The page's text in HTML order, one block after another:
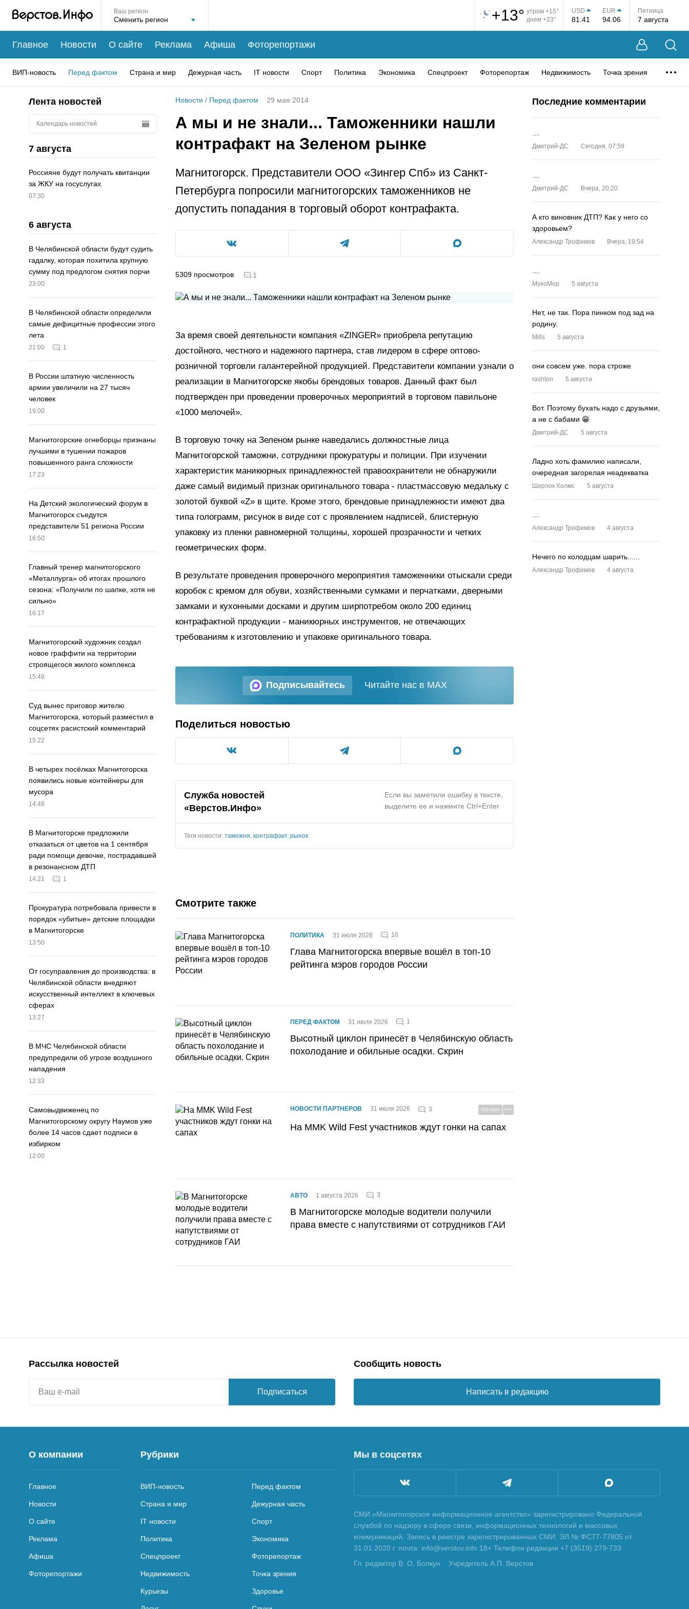
Ваш регион +13° утром +15°
днем +23°
USD
81.41
EUR
94.06
Пятница
7 августа
Главное Новости О сайте Реклама Афиша Фоторепортажи
ВИП-новость Перед фактом Страна и мир Дежурная часть IT новости Спорт Политика Экономика Спецпроект Фоторепортаж Недвижимость Точка зрения
Лента новостей
Календарь новостей
7 августа
Россияне будут получать квитанции
за ЖКУ на госуслугах
07:30
6 августа
В Челябинской области будут судить
гадалку, которая похитила крупную
сумму под предлогом снятия порчи
23:00
В Челябинской области определили
самые дефицитные профессии этого
лета
21:00 1
В России штатную численность
армии увеличили на 27 тысяч
человек
19:00
Магнитогорские огнеборцы признаны
лучшими в тушении пожаров
повышенного ранга сложности
17:23
На Детский экологический форум в
Магнитогорск съедутся
представители 51 региона России
16:50
Главный тренер магнитогорского
«Металлурга» об итогах прошлого
сезона: «Получили по шапке, хотя не
сильно»
16:17
Магнитогорский художник создал
новое граффити на территории
строящегося жилого комплекса
15:49
Суд вынес приговор жителю
Магнитогорска, который разместил в
соцсетях расистский комментарий
15:22
В четырех посёлках Магнитогорска
появились новые контейнеры для
мусора
14:48
В Магнитогорске предложили
отказаться от цветов на 1 сентября
ради помощи девочке, пострадавшей
в резонансном ДТП
14:21 1
Прокуратура потребовала привести в
порядок «убитые» детские площадки
в Магнитогорске
13:50
От госуправления до производства: в
Челябинской области внедряют
искусственный интеллект в ключевых
сферах
13:27
В МЧС Челябинской области
предупредили об угрозе воздушного
нападения
12:33
Самовыдвиженец по
Магнитогорскому округу Наумов уже
более 14 часов сдает подписи в
избирком
12:00
Новости / Перед фактом 29 мая 2014
А мы и не знали... Таможенники нашли
контрафакт на Зеленом рынке
Магнитогорск. Представители ООО «Зингер Спб» из Санкт-
Петербурга попросили магнитогорских таможенников не
допустить попадания в торговый оборот контрафакта.
5309 просмотров 1
За время своей деятельности компания «ZINGER» приобрела репутацию
достойного, честного и надежного партнера, став лидером в сфере оптово-
розничной торговли галантерейной продукцией. Представители компании узнали о
реализации в Магнитогорске якобы брендовых товаров. Данный факт был
подтвержден при проведении проверочных мероприятий в торговом павильоне
«1000 мелочей».
В торговую точку на Зеленом рынке наведались должностные лица
Магнитогорской таможни, сотрудники прокуратуры и полиции. При изучении
характеристик маникюрных принадлежностей правоохранители не обнаружили
даже самый видимый признак оригинального товара - пластмассовую медальку с
золотой буквой «Z» в щите. Кроме этого, брендовые принадлежности имеют два
типа голограмм, рисунок в виде сот с проявлением надписей, блистерную
упаковку из пленки равномерной толщины, хорошей прозрачности и четких
геометрических форм.
В результате проведения проверочного мероприятия таможенники отыскали среди
коробок с кремом для обуви, хозяйственными сумками и перчатками, дверными
замками и кухонными досками и другим ширпотребом около 200 единиц
контрафактной продукции - маникюрных инструментов, не отвечающих
требованиям к изготовлению и упаковке оригинального товара.
Подписывайтесь Читайте нас в MAX
Поделиться новостью
Служба новостей
«Верстов.Инфо»
Если вы заметили ошибку в тексте,
выделите ее и нажмите Ctrl+Enter
Теги новости: таможня контрафакт, рынок
Смотрите также
ПОЛИТИКА 31 июля 2026 10
Глава Магнитогорска впервые вошёл в топ-10
рейтинга мэров городов России
ПЕРЕД ФАКТОМ 31 июля 2026 1
Высотный циклон принесёт в Челябинскую область
похолодание и обильные осадки. Скрин
НОВОСТИ ПАРТНЕРОВ 31 июля 2026 3 РЕКЛАМА
На MMK Wild Fest участников ждут гонки на сапах
АВТО 1 августа 2026 3
В Магнитогорске молодые водители получили
права вместе с напутствиями от сотрудников ГАИ
Последние комментарии
Дмитрий-ДС Сегодня, 07:59
Дмитрий-ДС Вчера, 20:20
А кто виновник ДТП? Как у него со
здоровьем?
Александр Трофимов Вчера, 19:54
MyxoMop 5 августа
Нет, не так. Пора пинком под зад на
родину.
Mills 5 августа
они совсем уже. пора строже
rashton 5 августа
Вот. Поэтому бухать надо с друзьями,
а не с бабами 😁
Дмитрий-ДС 5 августа
Ладно хоть фамилию написали,
очередная загорелая неадекватка
Шерлок Холмс 5 августа
Александр Трофимов 4 августа
Нечего по колодцам шарить......
Александр Трофимов 4 августа
Рассылка новостей
Подписаться
Сообщить новость
Написать в редакцию
О компании
Главное
Новости
О сайте
Реклама
Афиша
Фоторепортажи
Рубрики
ВИП-новость Перед фактом
Страна и мир Дежурная часть
IT новости Спорт
Политика Экономика
Спецпроект Фоторепортаж
Недвижимость Точка зрения
Курьезы Здоровье
Мы в соцсетях
СМИ «Магнитогорское информационное агентство» зарегистрировано Федеральной
службой по надзору в сфере связи, информационных технологий и массовых
коммуникаций. Запись в реестре зарегистрированных СМИ: ЭЛ № ФС77-77805 от
31.01.2020 г. почта: info@verstov.info 18+ Телефон редакции +7 (3519) 279-733
Гл. редактор В. О. Болкун
Учредитель А.П. Верстов